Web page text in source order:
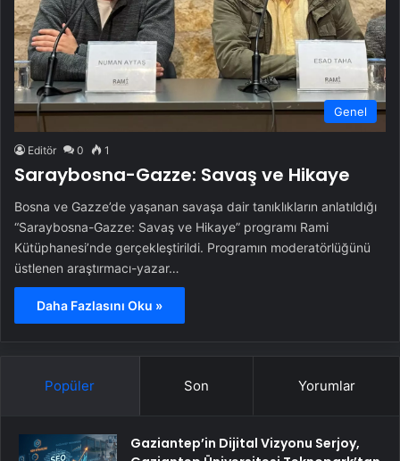
Genel
Editör 0 1
Saraybosna-Gazze: Savaş ve Hikaye
Bosna ve Gazze’de yaşanan savaşa dair tanıklıkların anlatıldığı
“Saraybosna-Gazze: Savaş ve Hikaye” programı Rami
Kütüphanesi’nde gerçekleştirildi. Programın moderatörlüğünü
üstlenen araştırmacı-yazar…
Daha Fazlasını Oku »
Popüler Son Yorumlar
Gaziantep’in Dijital Vizyonu Serjoy,